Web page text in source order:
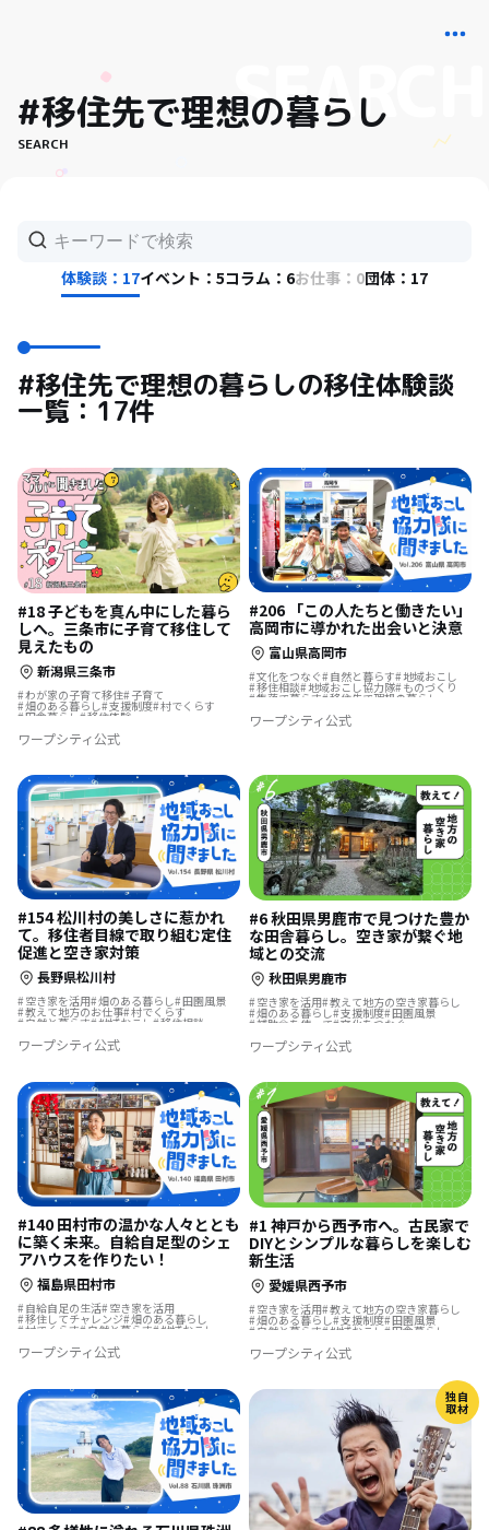
#移住先で理想の暮らし
SEARCH
体験談：17イベント：5コラム：6お仕事：0団体：17
#移住先で理想の暮らしの移住体験談
一覧：17件
#18 子どもを真ん中にした暮ら
しへ。三条市に子育て移住して
見えたもの
新潟県三条市
わが家の子育て移住 子育て
畑のある暮らし 支援制度 村でくらす
田舎暮らし 移住体験
ワープシティ公式
#206 「この人たちと働きたい」
高岡市に導かれた出会いと決意
富山県高岡市
文化をつなぐ 自然と暮らす 地域おこし
移住相談 地域おこし協力隊 ものづくり
集落で暮らす 移住先で理想の暮らし
ワープシティ公式
#154 松川村の美しさに惹かれ
て。移住者目線で取り組む定住
促進と空き家対策
長野県松川村
空き家を活用 畑のある暮らし 田園風景
教えて地方のお仕事 村でくらす
自然と暮らす 地域おこし 移住相談
移住先で理想の暮らし
地域おこし協力隊に聞いてみた
ワープシティ公式
#6 秋田県男鹿市で見つけた豊か
な田舎暮らし。空き家が繋ぐ地
域との交流
秋田県男鹿市
空き家を活用 教えて地方の空き家暮らし
畑のある暮らし 支援制度 田園風景
補助金を使って 文化をつなぐ
地方移住 古民家を活用
リノベーション・リフォームして
ワープシティ公式
#140 田村市の温かな人々ととも
に築く未来。自給自足型のシェ
アハウスを作りたい！
福島県田村市
自給自足の生活 空き家を活用
移住してチャレンジ 畑のある暮らし
村でくらす 自然と暮らす 地域おこし
地域おこし協力隊
古民家を活用 歴史をつむぐ
地域おこし協力隊に聞いてみた
ワープシティ公式
#1 神戸から西予市へ。古民家で
DIYとシンプルな暮らしを楽しむ
新生活
愛媛県西予市
空き家を活用 教えて地方の空き家暮らし
畑のある暮らし 支援制度 田園風景
自然と暮らす 地域おこし 田舎暮らし
リノベーション・リフォームして
移住先で理想の暮らし
ワープシティ公式
独自
取材